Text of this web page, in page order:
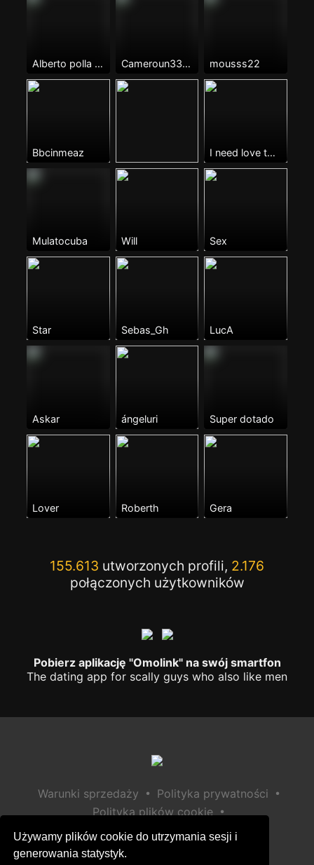
Używamy plików cookie do utrzymania sesji i
generowania statystyk.
Alberto polla grande Cameroun33🇨🇲 mousss22
Bbcinmeaz I need love to be loved
Mulatocuba Will Sex
Star Sebas_Gh LucA
Askar ángeluri Super dotado
Lover Roberth Gera
155.613 utworzonych profili, 2.176
połączonych użytkowników
Pobierz aplikację "Omolink" na swój smartfon
The dating app for scally guys who also like men
Warunki sprzedaży • Polityka prywatności •
Polityka plików cookie •
Polityka bezpieczeństwa dzieci
Pomoc / Kontakt